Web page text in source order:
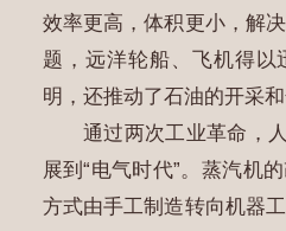
效率更高，体积更小，解
题，远洋轮船、飞机得以
明，还推动了石油的开采和
通过两次工业革命，
展到“电气时代”。蒸汽机
方式由手工制造转向机器